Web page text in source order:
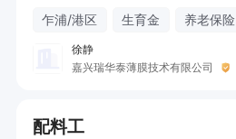
乍浦/港区 生育金 养老保险
徐静
嘉兴瑞华泰薄膜技术有限公司
配料工